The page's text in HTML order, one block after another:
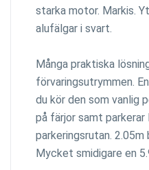
starka motor. Markis.
alufälgar i svart.
Många praktiska
förvaringsutrymmen.
du kör den som vanlig
på färjor samt
parkeringsrutan. 2.05m
Mycket smidigare en